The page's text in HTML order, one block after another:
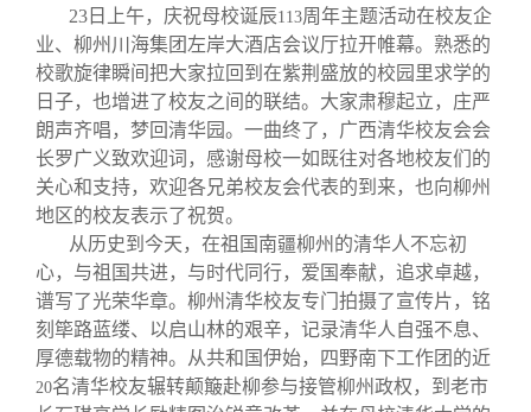
23 日上午，庆祝母校诞辰113周年主题活动在校友企
业、柳州川海集团左岸大酒店会议厅拉开帷幕。熟悉的
校歌旋律瞬间把大家拉回到在紫荆盛放的校园里求学的
日子，也增进了校友之间的联结。大家肃穆起立，庄严
朗声齐唱，梦回清华园。一曲终了，广西清华校友会会
长罗广义致欢迎词，感谢母校一如既往对各地校友们的
关心和支持，欢迎各兄弟校友会代表的到来，也向柳州
地区的校友表示了祝贺。
从历史到今天，在祖国南疆柳州的清华人不忘初
心，与祖国共进，与时代同行，爱国奉献，追求卓越，
谱写了光荣华章。柳州清华校友专门拍摄了宣传片，铭
刻筚路蓝缕、以启山林的艰辛，记录清华人自强不息、
厚德载物的精神。从共和国伊始，四野南下工作团的近
20名清华校友辗转颠簸赴柳参与接管柳州政权，到老市